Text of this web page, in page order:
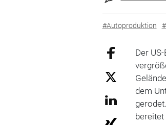
#Autoproduktion
Der
dem